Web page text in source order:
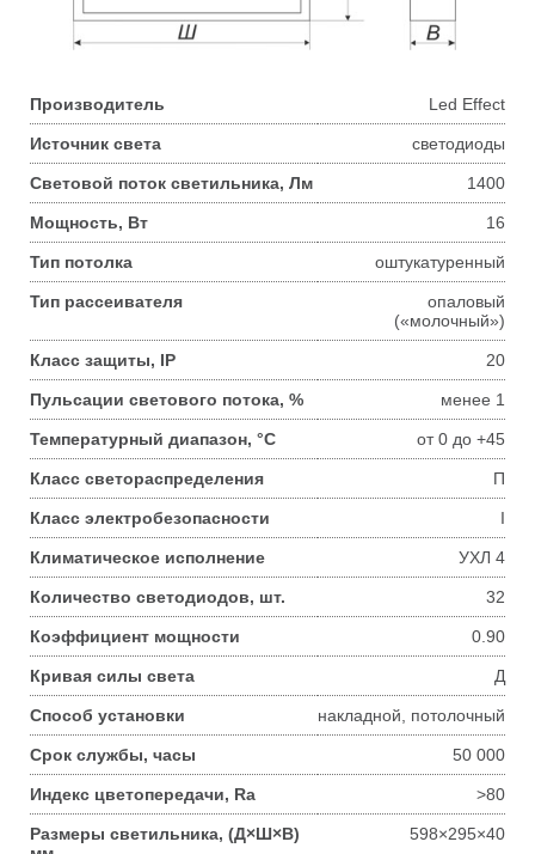
Производитель Led Effect
Источник света светодиоды
Световой поток светильника, Лм 1400
Мощность, Вт 16
Тип потолка оштукатуренный
Тип рассеивателя
опаловый
(«молочный»)
Класс защиты, IP 20
Пульсации светового потока, % менее 1
Температурный диапазон, °С от 0 до +45
Класс светораспределения П
Класс электробезопасности I
Климатическое исполнение УХЛ 4
Количество светодиодов, шт. 32
Коэффициент мощности 0.90
Кривая силы света Д
Способ установки накладной, потолочный
Срок службы, часы 50 000
Индекс цветопередачи, Ra >80
Размеры светильника, (Д×Ш×В)
598×295×40